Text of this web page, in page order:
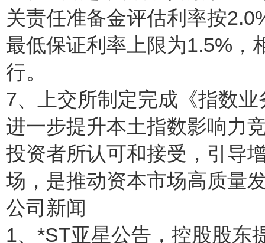
关责任准备金评估利率按
最低保证利率上限为1.5%，
行。
7、上交所制定完成《指数
进一步提升本土指数影响力
投资者所认可和接受，引导
场，是推动资本市场高质量
公司新闻
1、*ST亚星公告，控股股东